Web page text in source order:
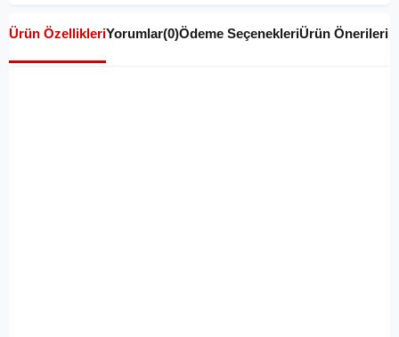
Ürün ÖzellikleriYorumlar(0)Ödeme SeçenekleriÜrün Önerileri